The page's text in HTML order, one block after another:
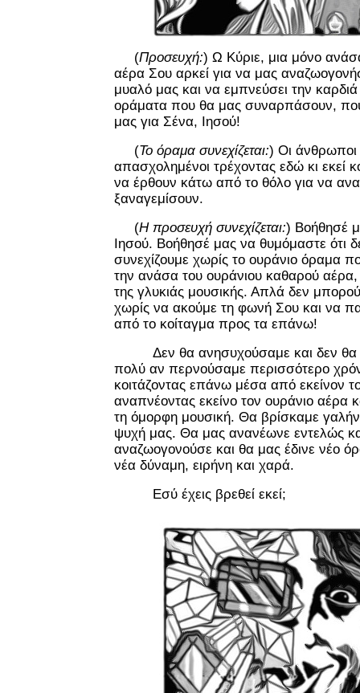
(Προσευχή:) Ω Κύριε, μια μόνο
αέρα Σου αρκεί για να μας
μυαλό μας και να εμπνεύσει την
οράματα που θα μας συναρπάσουν,
μας για Σένα, Ιησού!
(Το όραμα συνεχίζεται:) Οι άνθρωποι
απασχολημένοι τρέχοντας εδώ κι εκεί
να έρθουν κάτω από το θόλο για να
ξαναγεμίσουν.
(Η προσευχή συνεχίζεται:) Βοήθησέ
Ιησού. Βοήθησέ μας να θυμόμαστε ότι
συνεχίζουμε χωρίς το ουράνιο όραμα
την ανάσα του ουράνιου καθαρού αέρα,
της γλυκιάς μουσικής. Απλά δεν
χωρίς να ακούμε τη φωνή Σου και να
από το κοίταγμα προς τα επάνω!
Δεν θα ανησυχούσαμε και δεν
πολύ αν περνούσαμε περισσότερο
κοιτάζοντας επάνω μέσα από εκείνον
αναπνέοντας εκείνο τον ουράνιο αέρα
τη όμορφη μουσική. Θα βρίσκαμε
ψυχή μας. Θα μας ανανέωνε εντελώς
αναζωογονούσε και θα μας έδινε νέο
νέα δύναμη, ειρήνη και χαρά.
Εσύ έχεις βρεθεί εκεί;